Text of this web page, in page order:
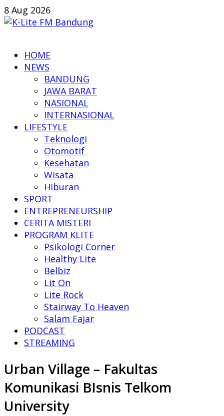
Skip
to
8 Aug 2026
Lite
Bandung
News
HOME
NEWS
BANDUNG
JAWA BARAT
NASIONAL
INTERNASIONAL
LIFESTYLE
Teknologi
Otomotif
Kesehatan
Wisata
Hiburan
SPORT
ENTREPRENEURSHIP
CERITA MISTERI
PROGRAM KLITE
Psikologi Corner
Healthy Lite
Belbiz
Lit On
Lite Rock
Stairway To Heaven
Salam Fajar
PODCAST
STREAMING
Urban Village – Fakultas
Komunikasi BIsnis Telkom
University